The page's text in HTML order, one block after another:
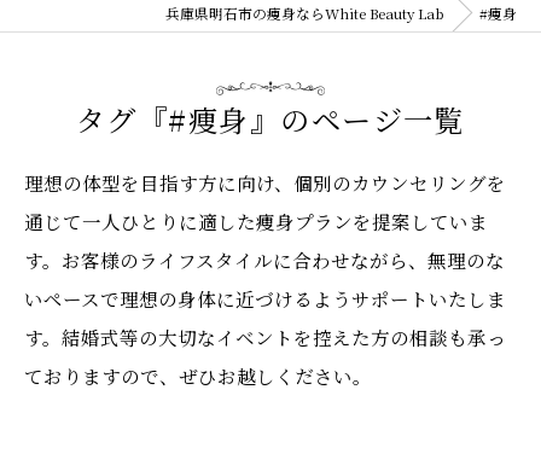
兵庫県明石市の痩身ならWhite Beauty Lab #痩身
タグ『#痩身』のページ一覧
理想の体型を目指す方に向け、個別のカウンセリングを
通じて一人ひとりに適した痩身プランを提案していま
す。お客様のライフスタイルに合わせながら、無理のな
いペースで理想の身体に近づけるようサポートいたしま
す。結婚式等の大切なイベントを控えた方の相談も承っ
ておりますので、ぜひお越しください。